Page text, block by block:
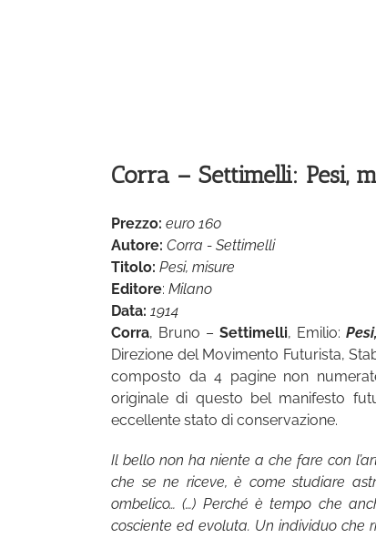
Corra – Settimelli: Pesi,
Prezzo: euro 160
Autore: Corra - Settimelli
Titolo: Pesi, misure
Editore: Milano
Data: 1914
Corra, Bruno –Settimelli, Emilio:
Direzione del Movimento Futurista,
composto da 4 pagine non
originale di questo bel manifesto
eccellente stato di conservazione.
Il bello non ha niente a che fare con
che se ne riceve, è come studiare
ombelico… (…) Perché è tempo che
cosciente ed evoluta. Un individuo che